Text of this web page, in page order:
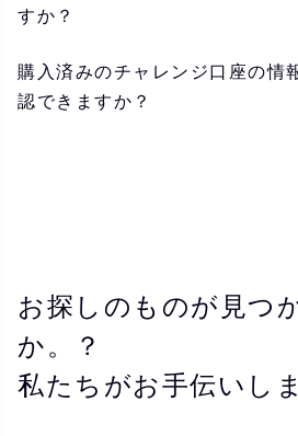
すか？
購入済みのチャレンジ口座の情
認できますか？
お探しのものが見つ
か。？
私たちがお手伝いしま